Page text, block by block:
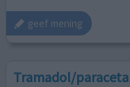
geef mening
Tramadol/